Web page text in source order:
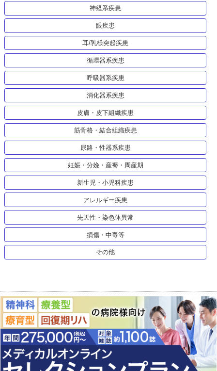
神経系疾患
眼疾患
耳/乳様突起疾患
循環器系疾患
呼吸器系疾患
消化器系疾患
皮膚・皮下組織疾患
筋骨格・結合組織疾患
尿路・性器系疾患
妊娠・分娩・産褥・周産期
新生児・小児科疾患
アレルギー疾患
先天性・染色体異常
損傷・中毒等
その他